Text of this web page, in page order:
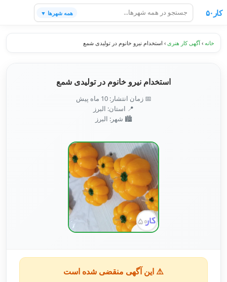
کار۵۰ همه شهرها ▼
خانه ›آگهی کار هنری › استخدام نیرو خانوم در تولیدی شمع
استخدام نیرو خانوم در تولیدی شمع
📅 زمان انتشار: 10 ماه پیش
📍 استان: البرز
🏙️ شهر: البرز
⚠️ این آگهی منقضی شده است